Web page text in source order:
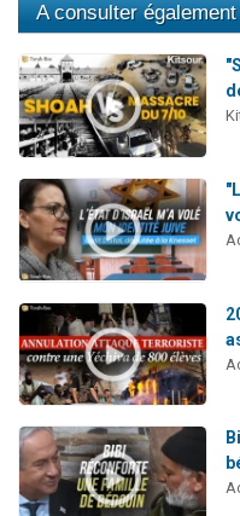
A consulter également